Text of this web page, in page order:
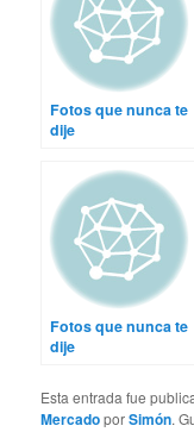
Fotos que nunca te
dije
Fotos que nunca te
dije
Esta entrada fue
MercadoporSimón.